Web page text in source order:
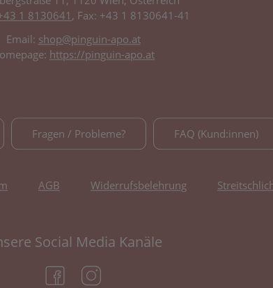
1 8130641 , Fax: +43 1 8130641-41
Email: shop@pinguin-apo.at
https://pinguin-apo.at
Fragen / Probleme? FAQ (Kund:innen)
AGB Widerrufsbelehrung
Social Media Kanäle
(öffnet in neuem Tab)